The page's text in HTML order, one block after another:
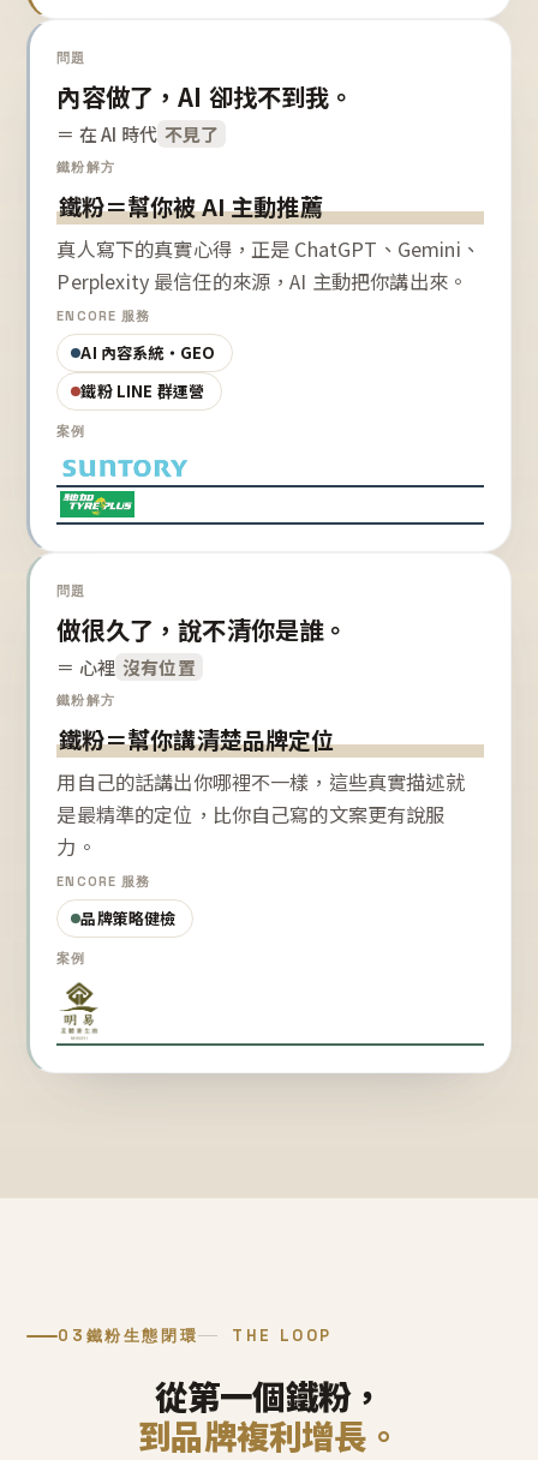
問題
內容做了，AI 卻找不到我。
＝ 在 AI 時代 不見了
鐵粉解方
鐵粉＝幫你被 AI 主動推薦
真人寫下的真實心得，正是 ChatGPT、Gemini、
Perplexity 最信任的來源，AI 主動把你講出來。
ENCORE 服務
AI 內容系統・GEO
鐵粉 LINE 群運營
案例
問題
做很久了，說不清你是誰。
＝ 心裡 沒有位置
鐵粉解方
鐵粉＝幫你講清楚品牌定位
用自己的話講出你哪裡不一樣，這些真實描述就
是最精準的定位，比你自己寫的文案更有說服
力。
ENCORE 服務
品牌策略健檢
案例
03 鐵粉生態閉環 THE LOOP
從第一個鐵粉，
到品牌複利增長。